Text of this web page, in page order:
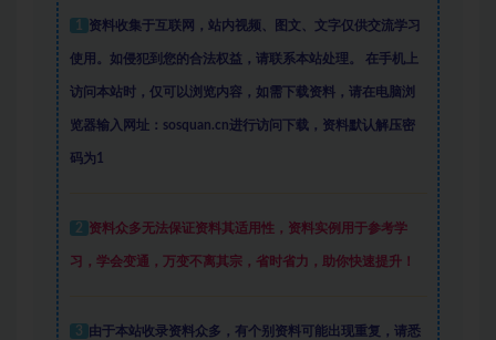
1 资料收集于互联网 ， 站内视频、图文、文字仅供交流学习
使用。如侵犯到您的合法权益，请联系本站处理。 在手机上
访问本站时，仅可以浏览内容，如需下载资料，请在电脑浏
览器输入网址：sosquan.cn进行访问下载， 资料默认解压密
码为1
2 资料众多无法保证资料其适用性，资料实例 用于参考学
习，学会变通，万变不离其宗，省时省力，助你快速提升！
3 由于本站收录资料众多，有个别资料可能出现重复，请悉